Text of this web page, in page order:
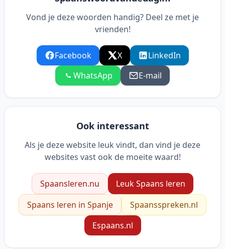
Vond je deze woorden handig? Deel ze met je
vrienden!
Facebook X
LinkedIn
WhatsApp
E-mail
Ook interessant
Als je deze website leuk vindt, dan vind je deze
websites vast ook de moeite waard!
Spaansleren.nu
Leuk Spaans leren
Spaans leren in Spanje
Spaansspreken.nl
Espaans.nl